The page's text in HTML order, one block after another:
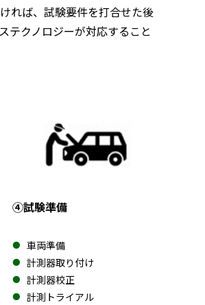
れば、試験要件を打合せた後
テクノロジーが対応すること
④試験準備
車両準備
計測器取り付け
計測器校正
計測トライアル